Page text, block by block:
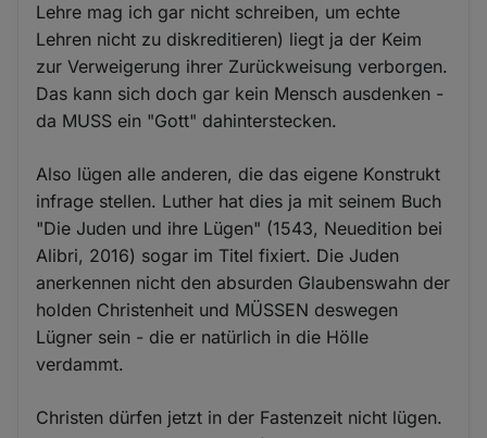
Lehre mag ich gar nicht schreiben, um echte
Lehren nicht zu diskreditieren) liegt ja der Keim
zur Verweigerung ihrer Zurückweisung verborgen.
Das kann sich doch gar kein Mensch ausdenken -
da MUSS ein "Gott" dahinterstecken.
Also lügen alle anderen, die das eigene Konstrukt
infrage stellen. Luther hat dies ja mit seinem Buch
"Die Juden und ihre Lügen" (1543, Neuedition bei
Alibri, 2016) sogar im Titel fixiert. Die Juden
anerkennen nicht den absurden Glaubenswahn der
holden Christenheit und MÜSSEN deswegen
Lügner sein - die er natürlich in die Hölle
verdammt.
Christen dürfen jetzt in der Fastenzeit nicht lügen.